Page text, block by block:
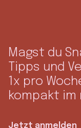
Magst du
Tipps und
1x pro
kompakt im
Jetzt anmelden